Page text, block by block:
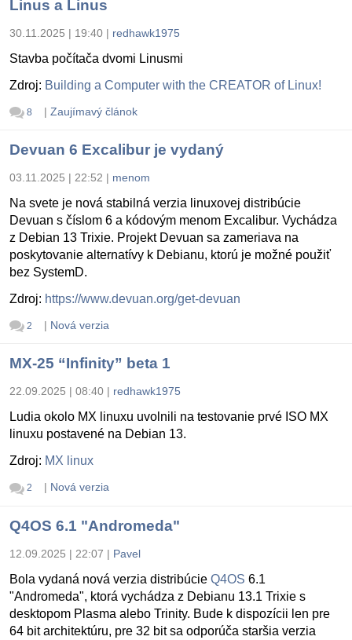
Linus a Linus
30.11.2025 | 19:40 | redhawk1975
Stavba počítača dvomi Linusmi
Zdroj: Building a Computer with the CREATOR of Linux!
8 | Zaujímavý článok
Devuan 6 Excalibur je vydaný
03.11.2025 | 22:52 | menom
Na svete je nová stabilná verzia linuxovej distribúcie
Devuan s číslom 6 a kódovým menom Excalibur. Vychádza
z Debian 13 Trixie. Projekt Devuan sa zameriava na
poskytovanie alternatívy k Debianu, ktorú je možné použiť
bez SystemD.
Zdroj: https://www.devuan.org/get-devuan
2 | Nová verzia
MX-25 “Infinity” beta 1
22.09.2025 | 08:40 | redhawk1975
Ludia okolo MX linuxu uvolnili na testovanie prvé ISO MX
linuxu postavené na Debian 13.
Zdroj: MX linux
2 | Nová verzia
Q4OS 6.1 "Andromeda"
12.09.2025 | 22:07 | Pavel
Bola vydaná nová verzia distribúcie Q4OS 6.1
"Andromeda", ktorá vychádza z Debianu 13.1 Trixie s
desktopom Plasma alebo Trinity. Bude k dispozícii len pre
64 bit architektúru, pre 32 bit sa odporúča staršia verzia